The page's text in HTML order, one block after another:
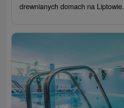
drewnianych domach na Liptowie.